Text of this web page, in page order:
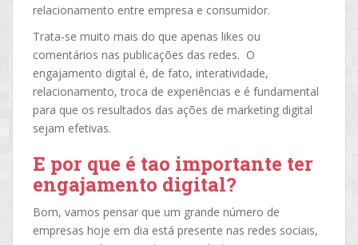
relacionamento entre empresa e consumidor.
Trata-se muito mais do que apenas likes ou
comentários nas publicações das redes. O
engajamento digital é, de fato, interatividade,
relacionamento, troca de experiências e é fundamental
para que os resultados das ações de marketing digital
sejam efetivas.
E por que é tao importante ter
engajamento digital?
Bom, vamos pensar que um grande número de
empresas hoje em dia está presente nas redes sociais,